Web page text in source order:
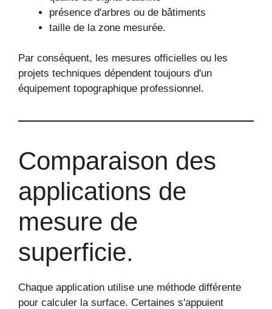
présence d'arbres ou de bâtiments
taille de la zone mesurée.
Par conséquent, les mesures officielles ou les
projets techniques dépendent toujours d'un
équipement topographique professionnel.
Comparaison des
applications de
mesure de
superficie.
Chaque application utilise une méthode différente
pour calculer la surface. Certaines s'appuient